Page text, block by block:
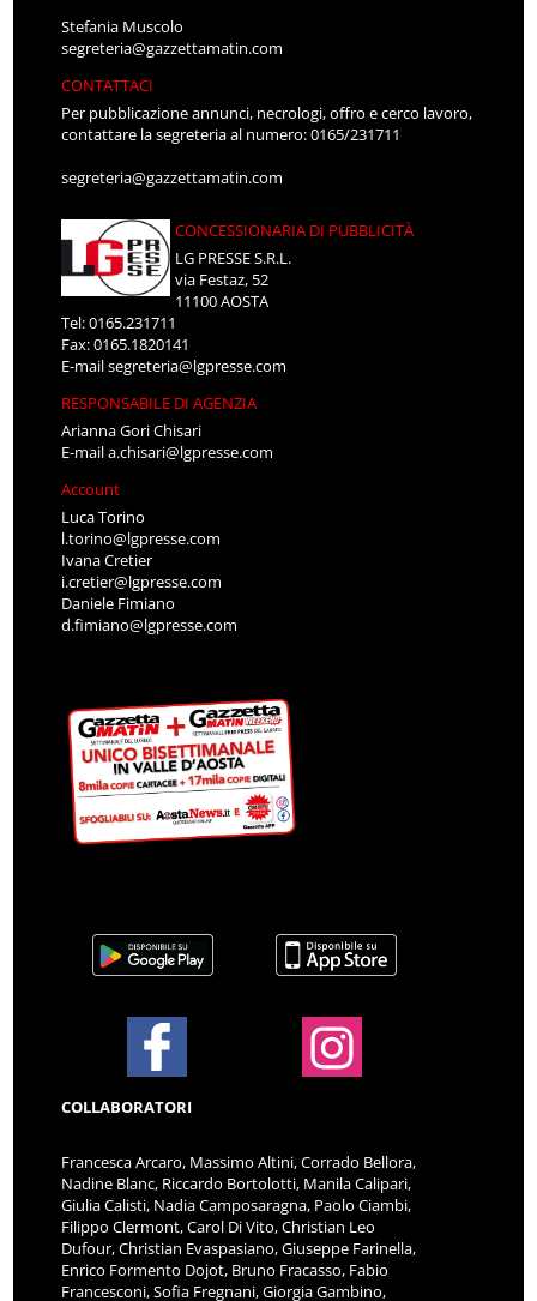
Stefania Muscolo
segreteria@gazzettamatin.com
CONTATTACI
Per pubblicazione annunci, necrologi, offro e cerco lavoro,
contattare la segreteria al numero: 0165/231711
segreteria@gazzettamatin.com
CONCESSIONARIA DI PUBBLICITÀ
LG PRESSE S.R.L.
via Festaz, 52
11100 AOSTA
Tel: 0165.231711
Fax: 0165.1820141
E-mailsegreteria@lgpresse.com
RESPONSABILE DI AGENZIA
Arianna Gori Chisari
E-maila.chisari@lgpresse.com
Account
Luca Torino
l.torino@lgpresse.com
Ivana Cretier
i.cretier@lgpresse.com
Daniele Fimiano
d.fimiano@lgpresse.com
COLLABORATORI
Francesca Arcaro, Massimo Altini, Corrado Bellora,
Nadine Blanc, Riccardo Bortolotti, Manila Calipari,
Giulia Calisti, Nadia Camposaragna, Paolo Ciambi,
Filippo Clermont, Carol Di Vito, Christian Leo
Dufour, Christian Evaspasiano, Giuseppe Farinella,
Enrico Formento Dojot, Bruno Fracasso, Fabio
Francesconi, Sofia Fregnani, Giorgia Gambino,